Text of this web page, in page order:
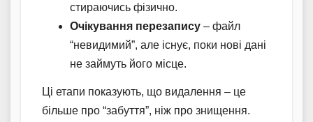
стираючись фізично.
Очікування перезапису – файл
“невидимий”, але існує, поки нові дані
не займуть його місце.
Ці етапи показують, що видалення – це
більше про “забуття”, ніж про знищення.